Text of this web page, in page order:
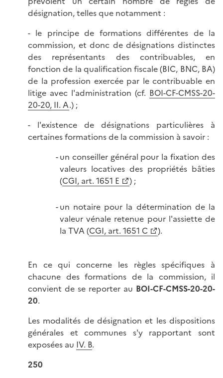
désignation, telles que notamment :
- le principe de formations différentes de la
commission, et donc de désignations distinctes
des représentants des contribuables, en
fonction de la qualification fiscale (BIC, BNC, BA)
de la profession exercée par le contribuable en
litige avec l'administration (cf. BOI-CF-CMSS-20-
20-20, II. A.) ;
- l'existence de désignations particulières à
certaines formations de la commission à savoir :
un conseiller général pour la fixation des
valeurs locatives des propriétés bâties
(CGI, art. 1651 E ) ;
un notaire pour la détermination de la
valeur vénale retenue pour l'assiette de
la TVA (CGI, art. 1651 C ).
En ce qui concerne les règles spécifiques à
chacune des formations de la commission, il
convient de se reporter au BOI-CF-CMSS-20-20-
20.
Les modalités de désignation et les dispositions
générales et communes s'y rapportant sont
exposées au IV. B.
250